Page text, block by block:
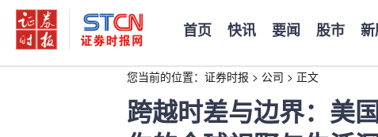
首页 快讯 要闻 股市
您当前的位置： 证券时报 > 公司 > 正文
跨越时差与边界：美